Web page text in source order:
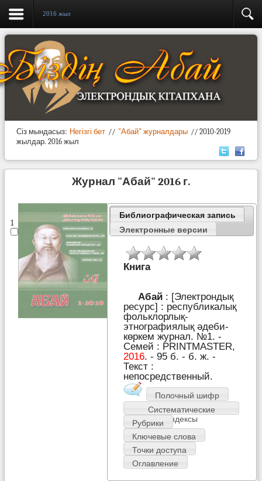
2016 жыл
Сіз мындасыз: Негізгі бет // "Абай" журналдары // 2010-2019
жылдар. 2016 жыл
Журнал "Абай" 2016 г.
1
Библиографическая запись
Электронные версии
Книга
Абай : [Электрондық
ресурс] : республикалық
фольклорлық-
этнографиялық әдеби-
көркем журнал. №1. -
Семей : PRІNTMASTER,
2016. - 95 б. - б. ж. -
Текст :
непосредственный.
Полочный шифр
Систематические
индексы
Рубрики
Ключевые слова
Точки доступа
Оглавление